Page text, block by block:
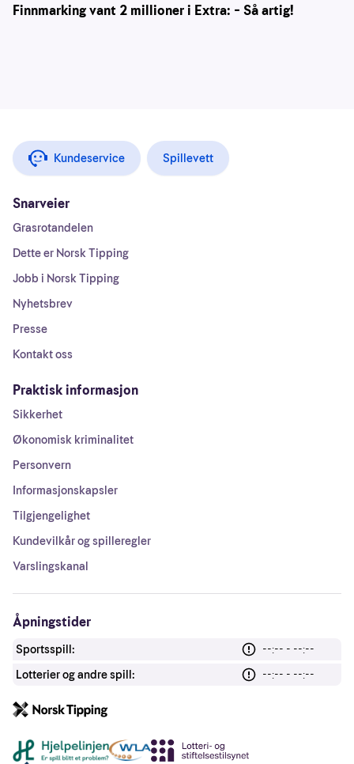
Finnmarking vant 2 millioner i Extra: – Så artig!
Kundeservice Spillevett
Snarveier
Grasrotandelen
Dette er Norsk Tipping
Jobb i Norsk Tipping
Nyhetsbrev
Presse
Kontakt oss
Praktisk informasjon
Sikkerhet
Økonomisk kriminalitet
Personvern
Informasjonskapsler
Tilgjengelighet
Kundevilkår og spilleregler
Varslingskanal
Åpningstider
Sportsspill:
--:-- - --:--
Lotterier og andre spill:
--:-- - --:--
Andre lenker